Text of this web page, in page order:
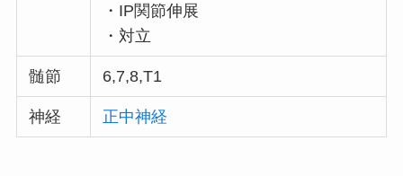
・IP関節伸展
・対立
髄節 6,7,8,T1
神経 正中神経